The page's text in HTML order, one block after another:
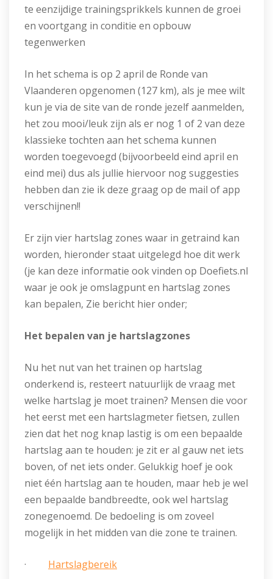
te eenzijdige trainingsprikkels kunnen de groei
en voortgang in conditie en opbouw
tegenwerken
In het schema is op 2 april de Ronde van
Vlaanderen opgenomen (127 km), als je mee wilt
kun je via de site van de ronde jezelf aanmelden,
het zou mooi/leuk zijn als er nog 1 of 2 van deze
klassieke tochten aan het schema kunnen
worden toegevoegd (bijvoorbeeld eind april en
eind mei) dus als jullie hiervoor nog suggesties
hebben dan zie ik deze graag op de mail of app
verschijnen!!
Er zijn vier hartslag zones waar in getraind kan
worden, hieronder staat uitgelegd hoe dit werk
(je kan deze informatie ook vinden op Doefiets.nl
waar je ook je omslagpunt en hartslag zones
kan bepalen, Zie bericht hier onder;
Het bepalen van je hartslagzones
Nu het nut van het trainen op hartslag
onderkend is, resteert natuurlijk de vraag met
welke hartslag je moet trainen? Mensen die voor
het eerst met een hartslagmeter fietsen, zullen
zien dat het nog knap lastig is om een bepaalde
hartslag aan te houden: je zit er al gauw net iets
boven, of net iets onder. Gelukkig hoef je ook
niet één hartslag aan te houden, maar heb je wel
een bepaalde bandbreedte, ook wel hartslag
zonegenoemd. De bedoeling is om zoveel
mogelijk in het midden van die zone te trainen.
· Hartslagbereik